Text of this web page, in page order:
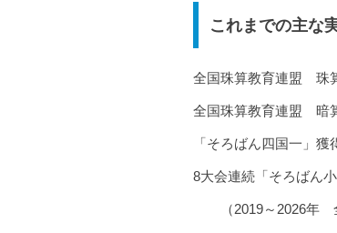
これまでの主な
全国珠算教育連盟 珠
全国珠算教育連盟 暗
「そろばん四国一」
8大会連続「そろばん
（2019～2026年 全